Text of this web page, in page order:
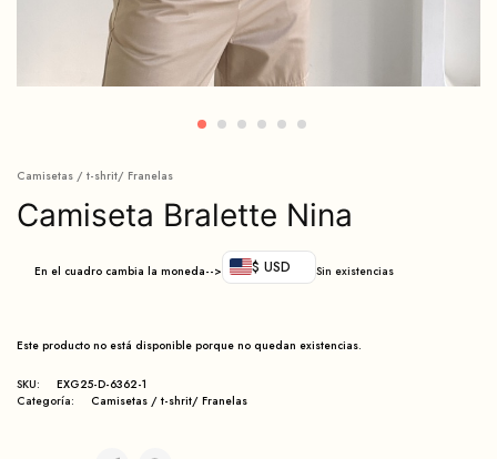
Camisetas / t-shrit/ Franelas
Camiseta Bralette Nina
En el cuadro cambia la moneda--> $ USD Sin existencias
Este producto no está disponible porque no quedan existencias.
SKU:
EXG25-D-6362-1
Categoría:
Camisetas / t-shrit/ Franelas